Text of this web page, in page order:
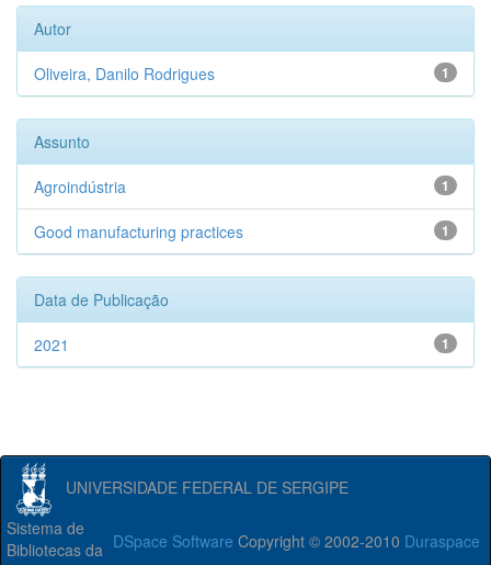
Autor
1
Oliveira, Danilo Rodrigues
Assunto
1
Agroindústria
1
Good manufacturing practices
Data de Publicação
1
2021
UNIVERSIDADE FEDERAL DE SERGIPE
DSpace Software Copyright © 2002-2010 Duraspace
Sistema de
Bibliotecas da